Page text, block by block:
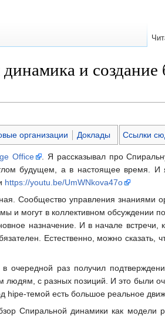
и
организации Доклады Ссылки
Office
. Я рассказывал про
будущем, а в настоящее время. И
https://youtu.be/UmWNkova47o
Сообщество управления знаниями
и могут в коллективном
назначение. И в начале встречи,
Естественно, можно
в очередной раз получил
людям, с разных позиций. И это были
hipe-темой есть большое реальное
Спиральной динамики как модели